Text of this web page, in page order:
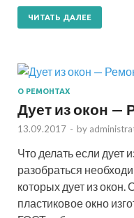
ЧИТАТЬ ДАЛЕЕ
О РЕМОНТАХ
Дует из окон —
13.09.2017 - by
Что делать если дует
разобраться
которых дует из
пластиковое окно